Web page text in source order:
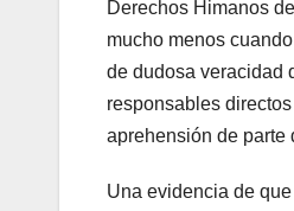
Derechos Himanos
mucho menos
de dudosa veracidad
responsables
aprehensión de parte
Una evidencia de